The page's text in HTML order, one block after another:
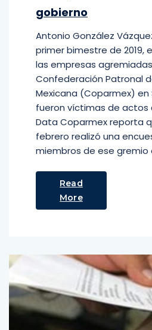
gobierno
Antonio González
primer bimestre de 2019,
las empresas
Confederación Patronal
Mexicana (Coparmex) en
fueron víctimas de actos
Data Coparmex reporta
febrero realizó una
miembros de ese gremio
Read
More